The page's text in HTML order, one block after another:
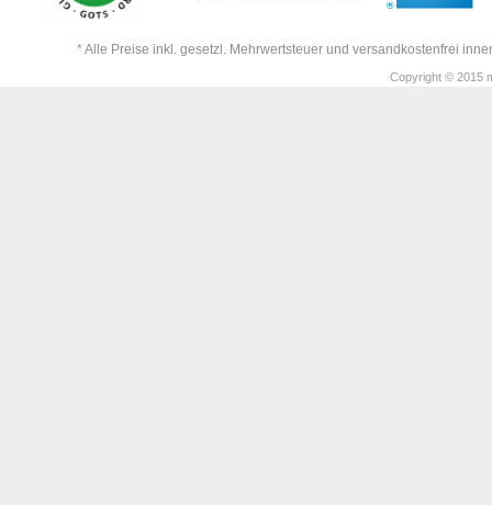
* Alle Preise inkl. gesetzl. Mehrwertsteuer und versandkostenfrei
Copyright © 2015